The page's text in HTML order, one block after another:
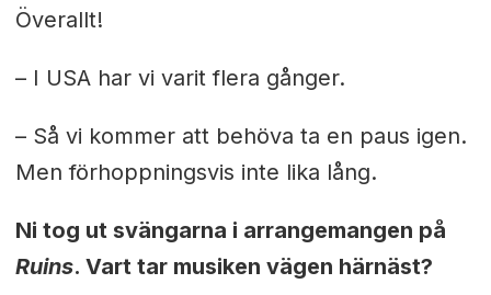
Överallt!
– I USA har vi varit flera gånger.
– Så vi kommer att behöva ta en paus igen.
Men förhoppningsvis inte lika lång.
Ni tog ut svängarna i arrangemangen på
Ruins. Vart tar musiken vägen härnäst?